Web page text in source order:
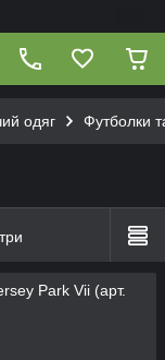
одяг Футболки
Park Vii (арт.